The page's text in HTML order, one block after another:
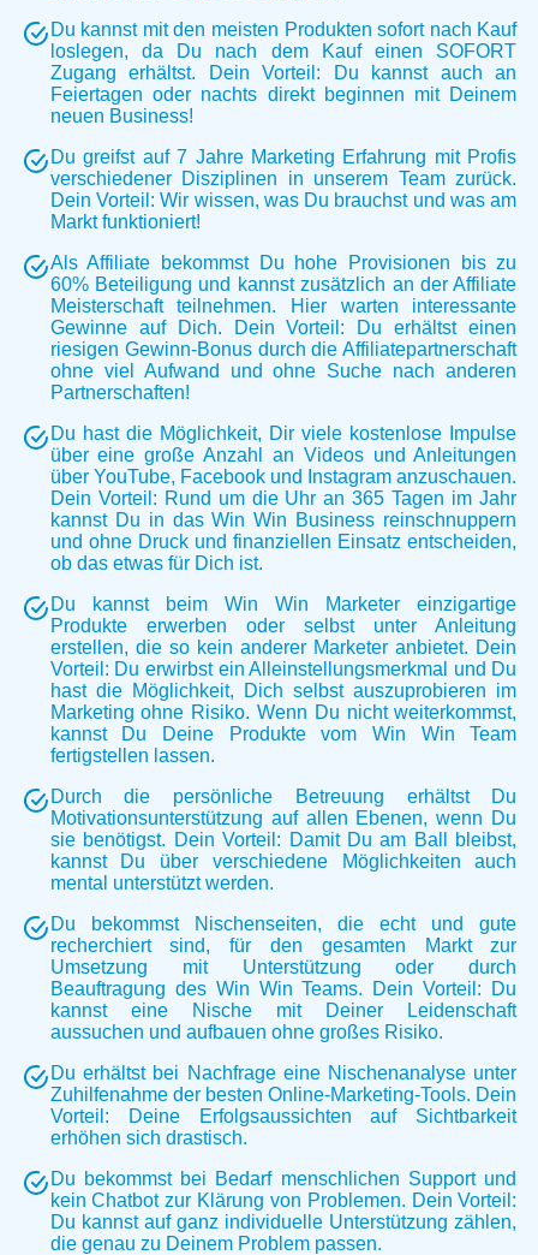
Du kannst mit den meisten Produkten sofort nach Kauf
loslegen, da Du nach dem Kauf einen SOFORT
Zugang erhältst. Dein Vorteil: Du kannst auch an
Feiertagen oder nachts direkt beginnen mit Deinem
neuen Business!
Du greifst auf 7 Jahre Marketing Erfahrung mit Profis
verschiedener Disziplinen in unserem Team zurück.
Dein Vorteil: Wir wissen, was Du brauchst und was am
Markt funktioniert!
Als Affiliate bekommst Du hohe Provisionen bis zu
60% Beteiligung und kannst zusätzlich an der Affiliate
Meisterschaft teilnehmen. Hier warten interessante
Gewinne auf Dich. Dein Vorteil: Du erhältst einen
riesigen Gewinn-Bonus durch die Affiliatepartnerschaft
ohne viel Aufwand und ohne Suche nach anderen
Partnerschaften!
Du hast die Möglichkeit, Dir viele kostenlose Impulse
über eine große Anzahl an Videos und Anleitungen
über YouTube, Facebook und Instagram anzuschauen.
Dein Vorteil: Rund um die Uhr an 365 Tagen im Jahr
kannst Du in das Win Win Business reinschnuppern
und ohne Druck und finanziellen Einsatz entscheiden,
ob das etwas für Dich ist.
Du kannst beim Win Win Marketer einzigartige
Produkte erwerben oder selbst unter Anleitung
erstellen, die so kein anderer Marketer anbietet. Dein
Vorteil: Du erwirbst ein Alleinstellungsmerkmal und Du
hast die Möglichkeit, Dich selbst auszuprobieren im
Marketing ohne Risiko. Wenn Du nicht weiterkommst,
kannst Du Deine Produkte vom Win Win Team
fertigstellen lassen.
Durch die persönliche Betreuung erhältst Du
Motivationsunterstützung auf allen Ebenen, wenn Du
sie benötigst. Dein Vorteil: Damit Du am Ball bleibst,
kannst Du über verschiedene Möglichkeiten auch
mental unterstützt werden.
Du bekommst Nischenseiten, die echt und gute
recherchiert sind, für den gesamten Markt zur
Umsetzung mit Unterstützung oder durch
Beauftragung des Win Win Teams. Dein Vorteil: Du
kannst eine Nische mit Deiner Leidenschaft
aussuchen und aufbauen ohne großes Risiko.
Du erhältst bei Nachfrage eine Nischenanalyse unter
Zuhilfenahme der besten Online-Marketing-Tools. Dein
Vorteil: Deine Erfolgsaussichten auf Sichtbarkeit
erhöhen sich drastisch.
Du bekommst bei Bedarf menschlichen Support und
kein Chatbot zur Klärung von Problemen. Dein Vorteil:
Du kannst auf ganz individuelle Unterstützung zählen,
die genau zu Deinem Problem passen.